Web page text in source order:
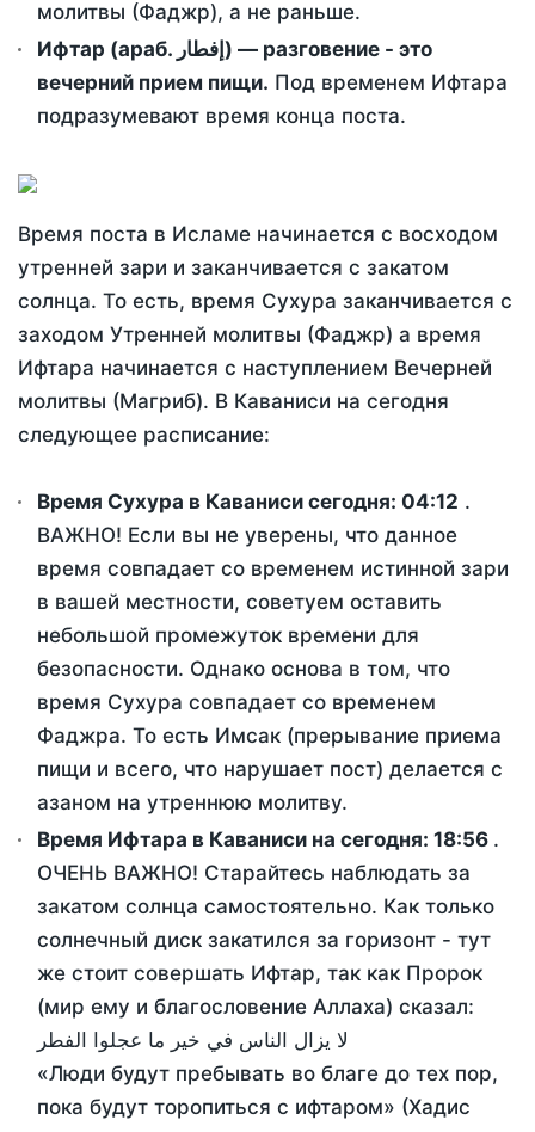
молитвы (Фаджр), а не раньше.
Ифтар (араб. إفطار) — разговение - это
вечерний прием пищи. Под временем Ифтара
подразумевают время конца поста.
Время поста в Исламе начинается с восходом
утренней зари и заканчивается с закатом
солнца. То есть, время Сухура заканчивается с
заходом Утренней молитвы (Фаджр) а время
Ифтара начинается с наступлением Вечерней
молитвы (Магриб). В Каваниси на сегодня
следующее расписание:
Время Сухура в Каваниси сегодня: 04:12 .
ВАЖНО! Если вы не уверены, что данное
время совпадает со временем истинной зари
в вашей местности, советуем оставить
небольшой промежуток времени для
безопасности. Однако основа в том, что
время Сухура совпадает со временем
Фаджра. То есть Имсак (прерывание приема
пищи и всего, что нарушает пост) делается с
азаном на утреннюю молитву.
Время Ифтара в Каваниси на сегодня: 18:56 .
ОЧЕНЬ ВАЖНО! Старайтесь наблюдать за
закатом солнца самостоятельно. Как только
солнечный диск закатился за горизонт - тут
же стоит совершать Ифтар, так как Пророк
(мир ему и благословение Аллаха) сказал:
لا يزال الناس في خير ما عجلوا الفطر
«Люди будут пребывать во благе до тех пор,
пока будут торопиться с ифтаром» (Хадис